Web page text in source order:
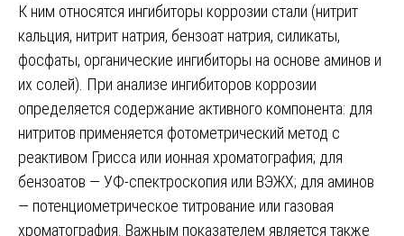
К ним относятся ингибиторы коррозии стали (нитрит
кальция, нитрит натрия, бензоат натрия, силикаты,
фосфаты, органические ингибиторы на основе аминов и
их солей). При анализе ингибиторов коррозии
определяется содержание активного компонента: для
нитритов применяется фотометрический метод с
реактивом Грисса или ионная хроматография; для
бензоатов — УФ-спектроскопия или ВЭЖХ; для аминов
— потенциометрическое титрование или газовая
хроматография. Важным показателем является также